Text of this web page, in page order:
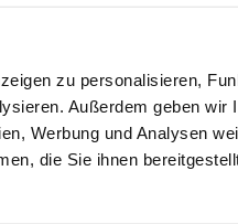
zu personalisieren,
Außerdem geben
Werbung und Analysen
die Sie ihnen
Bibliografische Angaben